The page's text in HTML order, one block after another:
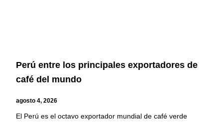
Perú entre los principales exportadores de
café del mundo
agosto 4, 2026
El Perú es el octavo exportador mundial de café verde